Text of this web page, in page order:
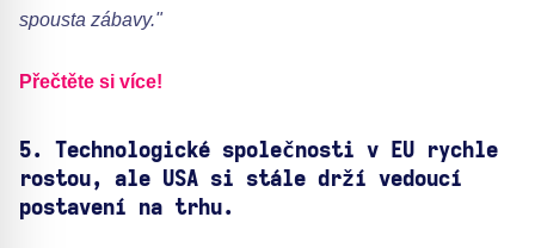
spousta zábavy."
Přečtěte si více!
5. Technologické společnosti v EU rychle
rostou, ale USA si stále drží vedoucí
postavení na trhu.